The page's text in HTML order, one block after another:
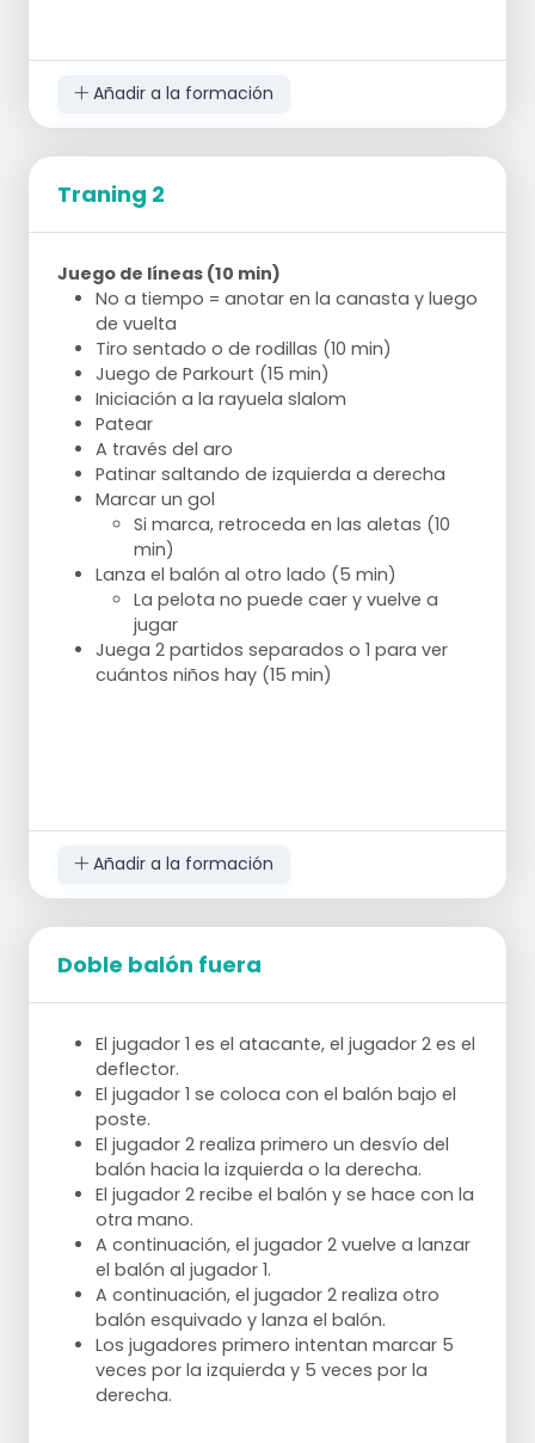
más lejos cada vez, de modo que todos
los jugadores de la fila hayan tenido su
turno.
fila, cambia con el primer jugador azul.
Añadir a la formación
Traning 2
Juego de líneas (10 min)
No a tiempo = anotar en la canasta y luego
de vuelta
Tiro sentado o de rodillas (10 min)
Juego de Parkourt (15 min)
Iniciación a la rayuela slalom
Patear
A través del aro
Patinar saltando de izquierda a derecha
Marcar un gol
Si marca, retroceda en las aletas (10
min)
Lanza el balón al otro lado (5 min)
La pelota no puede caer y vuelve a
jugar
Juega 2 partidos separados o 1 para ver
cuántos niños hay (15 min)
Añadir a la formación
Doble balón fuera
El jugador 1 es el atacante, el jugador 2 es el
deflector.
El jugador 1 se coloca con el balón bajo el
poste.
El jugador 2 realiza primero un desvío del
balón hacia la izquierda o la derecha.
El jugador 2 recibe el balón y se hace con la
otra mano.
A continuación, el jugador 2 vuelve a lanzar
el balón al jugador 1.
A continuación, el jugador 2 realiza otro
balón esquivado y lanza el balón.
Los jugadores primero intentan marcar 5
veces por la izquierda y 5 veces por la
derecha.